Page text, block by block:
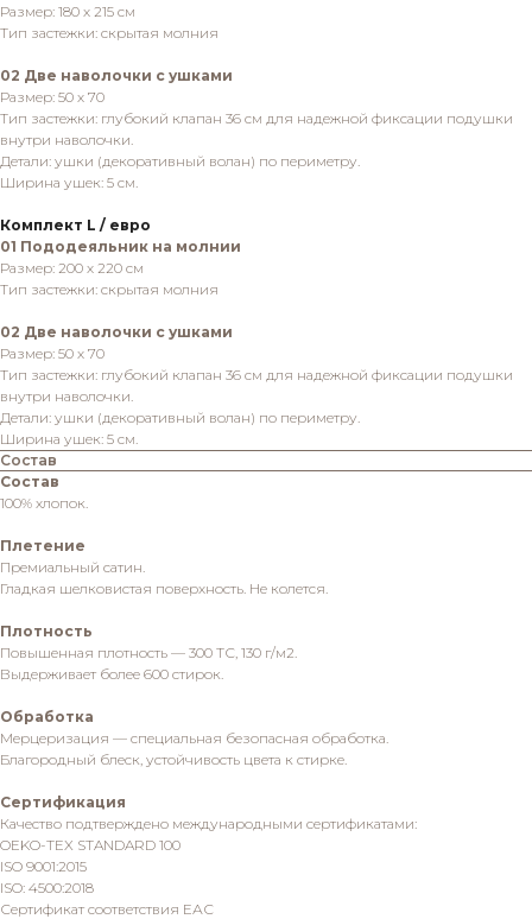
Размер: 180 х 215 см
Тип застежки: скрытая молния
02 Две наволочки с ушками
Размер: 50 х 70
Тип застежки: глубокий клапан 36 см для надежной фиксации подушки
внутри наволочки.
Детали: ушки (декоративный волан) по периметру.
Ширина ушек: 5 см.
Комплект L / евро
01 Пододеяльник на молнии
Размер: 200 х 220 см
Тип застежки: скрытая молния
02 Две наволочки с ушками
Размер: 50 х 70
Тип застежки: глубокий клапан 36 см для надежной фиксации подушки
внутри наволочки.
Детали: ушки (декоративный волан) по периметру.
Ширина ушек: 5 см.
Состав
Состав
100% хлопок.
Плетение
Премиальный сатин.
Гладкая шелковистая поверхность. Не колется.
Плотность
Повышенная плотность — 300 ТС, 130 г/м2.
Выдерживает более 600 стирок.
Обработка
Мерцеризация — специальная безопасная обработка.
Благородный блеск, устойчивость цвета к стирке.
Сертификация
Качество подтверждено международными сертификатами:
OEKO-TEX STANDARD 100
ISO 9001:2015
ISO: 4500:2018
Сертификат соответствия ЕАС